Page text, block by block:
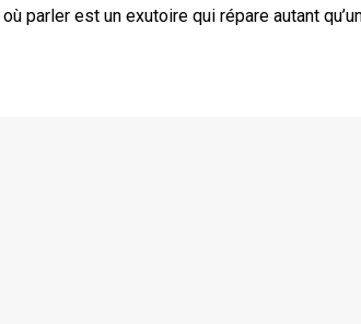
parler est un exutoire qui répare autant